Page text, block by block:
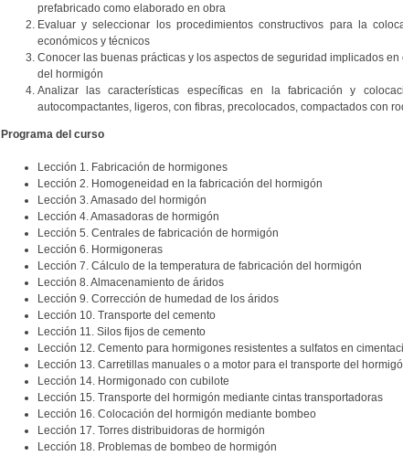
prefabricado como elaborado en obra
Evaluar y seleccionar los procedimientos constructivos para la
económicos y técnicos
Conocer las buenas prácticas y los aspectos de seguridad implicados
del hormigón
Analizar las características específicas en la fabricación y
autocompactantes, ligeros, con fibras, precolocados, compactados con
Programa del curso
Lección 1. Fabricación de hormigones
Lección 2. Homogeneidad en la fabricación del hormigón
Lección 3. Amasado del hormigón
Lección 4. Amasadoras de hormigón
Lección 5. Centrales de fabricación de hormigón
Lección 6. Hormigoneras
Lección 7. Cálculo de la temperatura de fabricación del hormigón
Lección 8. Almacenamiento de áridos
Lección 9. Corrección de humedad de los áridos
Lección 10. Transporte del cemento
Lección 11. Silos fijos de cemento
Lección 12. Cemento para hormigones resistentes a sulfatos en
Lección 13. Carretillas manuales o a motor para el transporte del
Lección 14. Hormigonado con cubilote
Lección 15. Transporte del hormigón mediante cintas transportadoras
Lección 16. Colocación del hormigón mediante bombeo
Lección 17. Torres distribuidoras de hormigón
Lección 18. Problemas de bombeo de hormigón